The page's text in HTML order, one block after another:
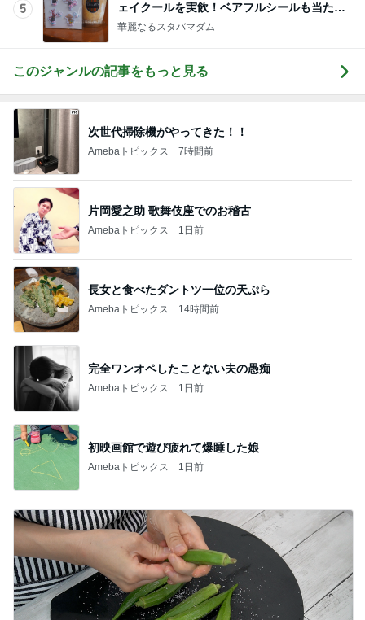
5
ェイクールを実飲！ベアフルシールも当たっ
た！
華麗なるスタバマダム
このジャンルの記事をもっと見る
次世代掃除機がやってきた！！
Amebaトピックス 7時間前
片岡愛之助 歌舞伎座でのお稽古
Amebaトピックス 1日前
長女と食べたダントツ一位の天ぷら
Amebaトピックス 14時間前
完全ワンオペしたことない夫の愚痴
Amebaトピックス 1日前
初映画館で遊び疲れて爆睡した娘
Amebaトピックス 1日前